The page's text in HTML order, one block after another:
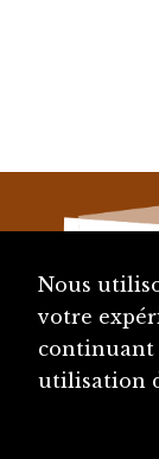
Nous
votre
continuant
utilisation